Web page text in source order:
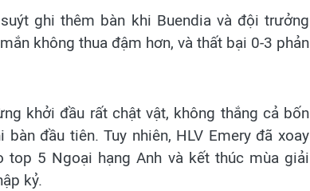
ghi thêm bàn khi Buendia và đội trưởng
không thua đậm hơn, và thất bại 0-3 phản
khởi đầu rất chật vật, không thắng cả bốn
đầu tiên. Tuy nhiên, HLV Emery đã xoay
top 5 Ngoại hạng Anh và kết thúc mùa giải
kỷ.